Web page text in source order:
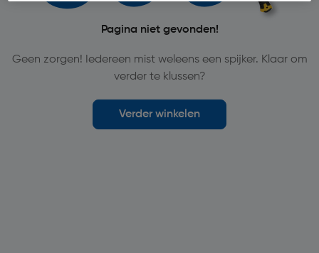
Pagina niet gevonden!
Geen zorgen! Iedereen mist weleens een spijker. Klaar om
verder te klussen?
Verder winkelen